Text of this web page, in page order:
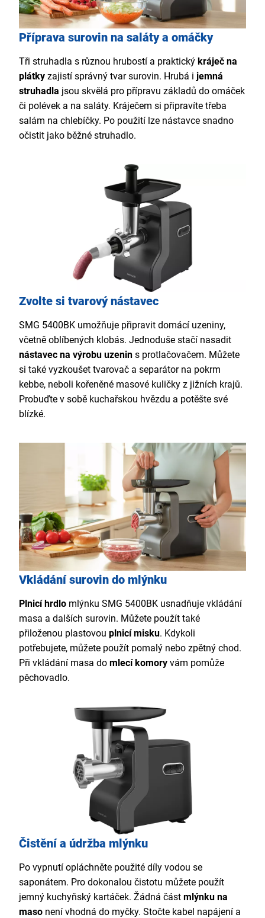
Příprava surovin na saláty a omáčky
Tři struhadla s různou hrubostí a praktický kráječ na
plátky zajistí správný tvar surovin. Hrubá i jemná
struhadla jsou skvělá pro přípravu základů do omáček
či polévek a na saláty. Kráječem si připravíte třeba
salám na chlebíčky. Po použití lze nástavce snadno
očistit jako běžné struhadlo.
Zvolte si tvarový nástavec
SMG 5400BK umožňuje připravit domácí uzeniny,
včetně oblíbených klobás. Jednoduše stačí nasadit
nástavec na výrobu uzenin s protlačovačem. Můžete
si také vyzkoušet tvarovač a separátor na pokrm
kebbe, neboli kořeněné masové kuličky z jižních krajů.
Probuďte v sobě kuchařskou hvězdu a potěšte své
blízké.
Vkládání surovin do mlýnku
Plnicí hrdlo mlýnku SMG 5400BK usnadňuje vkládání
masa a dalších surovin. Můžete použít také
přiloženou plastovou plnicí misku. Kdykoli
potřebujete, můžete použít pomalý nebo zpětný chod.
Při vkládání masa do mlecí komory vám pomůže
pěchovadlo.
Čistění a údržba mlýnku
Po vypnutí opláchněte použité díly vodou se
saponátem. Pro dokonalou čistotu můžete použít
jemný kuchyňský kartáček. Žádná část mlýnku na
maso není vhodná do myčky. Stočte kabel napájení a